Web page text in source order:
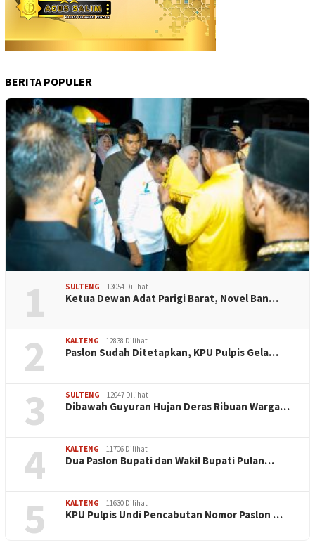
BERITA POPULER
1 SULTENG 13054 Dilihat
Ketua Dewan Adat Parigi Barat, Novel Ban…
2 KALTENG 12838 Dilihat
Paslon Sudah Ditetapkan, KPU Pulpis Gela…
3 SULTENG 12047 Dilihat
Dibawah Guyuran Hujan Deras Ribuan Warga…
4 KALTENG 11706 Dilihat
Dua Paslon Bupati dan Wakil Bupati Pulan…
5 KALTENG 11630 Dilihat
KPU Pulpis Undi Pencabutan Nomor Paslon …